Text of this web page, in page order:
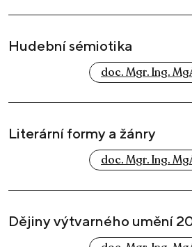
Hudební sémiotika
doc. Mgr. Ing.
Literární formy a žánry
doc. Mgr. Ing.
Dějiny výtvarného umění